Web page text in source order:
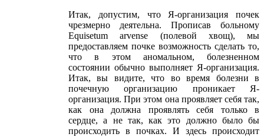
Итак, допустим, что Я-организация почек
чрезмерно деятельна. Прописав больному
Equisetum arvense (полевой хвощ), мы
предоставляем почке возможность сделать то,
что в этом аномальном, болезненном
состоянии обычно выполняет Я-организация.
Итак, вы видите, что во время болезни в
почечную организацию проникает Я-
организация. При этом она проявляет себя так,
как она должна проявлять себя только в
сердце, а не так, как это должно было бы
происходить в почках. И здесь происходит